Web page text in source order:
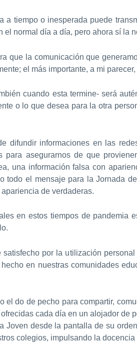
a tiempo o inesperada puede
normal día a día, pero ahora sí la
que la comunicación que
el más importante, a mi
cuando esta termine- será
o lo que desea para la otra
difundir informaciones en las
asegurarnos de que
una información falsa con
todo el mensaje para la Jornada
de verdaderas.
en estos tiempos de pandemia
por la utilización
en nuestras comunidades
el do de pecho para compartir,
cada día en un alojador de
Joven desde la pantalla de su
colegios, impulsando la